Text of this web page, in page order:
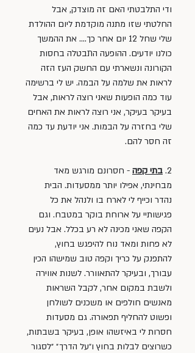
ודי התלבטתי האם זה מוצדק, אבל
החלטתי שזו מתנה מוקדמת ליום ההולדת
שלי שחל 12 יום אחר כך.... את ההמשך
כולנו יודעים. ההופעה התבטלה בחסות
הקורונה ונשארתי עם החשק העז הזה
לראות את שלמה על הבמה. יש לי ברשימה
עוד כמה הופעות שאני רוצה לראות, אבל
בעיקר בעיקר, אני רוצה לראות את האחים
שלי בחזרה על הבמות. אני יודעת עד כמה
זה חסר להם.
2. בתי קפה - חסרונם מורגש מאד
מבחינתי, אפילו יותר ממסעדות. הבית
נהדר וכייף לי לארח בו ולנהל את כל
פגישותיי על ארוחת בוקר במטבח. וגם
הקפה שאני מכינה לא רע בכלל. אבל נעים
לא פחות ומאד נוח להיפגש בחוץ,
להתפנק על כריך וקפה טוב שמישהו הכין
עבורך, ובעיקר להתאוורר. לשנות אווירה
ולשבת במקום אחר, לקבל השראות
מאנשים חולפים או משכנים לשולחן
ופשוט להחליף תפאורה. גם מסעדות
חסרות לי באיזשהו אופן, בעיקר בשבתות,
כשרוצים לבלות בחוץ ו״על הדרך״ ״לסגור